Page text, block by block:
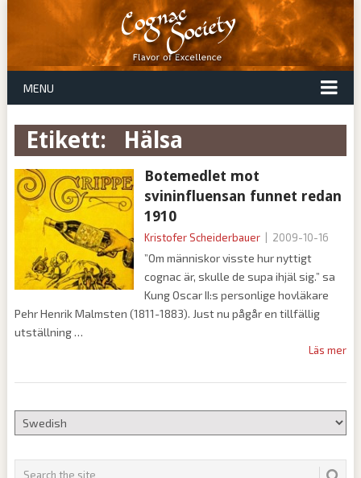
MENU
Etikett: hälsa
Botemedlet mot
svininfluensan funnet redan
1910
Kristofer Scheiderbauer 2009-10-16
”Om människor visste hur nyttigt
cognac är, skulle de supa ihjäl sig.” sa
Kung Oscar II:s personlige hovläkare
Pehr Henrik Malmsten (1811-1883). Just nu pågår en tillfällig
utställning
Läs mer